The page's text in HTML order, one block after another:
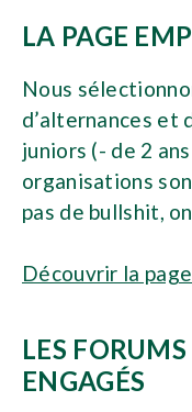
LA PAGE
Nous
d’alternances et
juniors (- de 2
organisations
pas de bullshit,
Découvrir la
LES
ENGAGÉS